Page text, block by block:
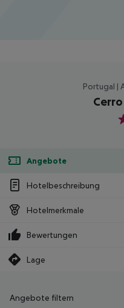
Portugal |
3
Angebote
Hotelbeschreibung
Hotelmerkmale
Bewertungen
Lage
Angebote filtern